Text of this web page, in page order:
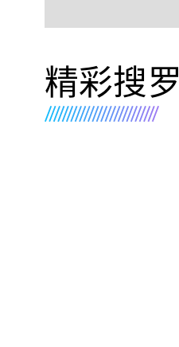
精彩搜罗